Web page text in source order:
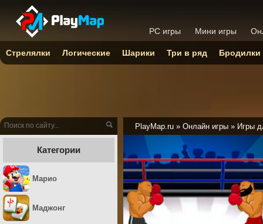
PlayMap.ru » Онлайн игры » Игры
Категории
Марио
Маджонг
PC игры Мини игры
Стрелялки Логические Шарики Три в ряд Бродилки